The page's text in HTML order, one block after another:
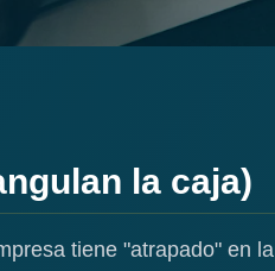
la caja)
tiene "atrapado" en la